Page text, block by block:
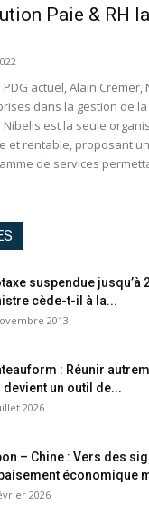
Paie & RH
actuel, Alain Cremer,
dans la gestion de
est la seule
et rentable, proposant un
de services
suspendue jusqu’à
cède-t-il à la...
2013
: Réunir
devient un outil de...
2026
– Chine : Vers des
économique
2026